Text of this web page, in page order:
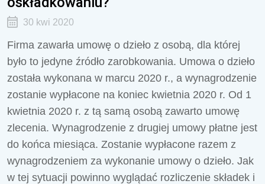
30 kwi 2020
Firma zawarła umowę o dzieło z osobą, dla której
było to jedyne źródło zarobkowania. Umowa o dzieło
została wykonana w marcu 2020 r., a wynagrodzenie
zostanie wypłacone na koniec kwietnia 2020 r. Od 1
kwietnia 2020 r. z tą samą osobą zawarto umowę
zlecenia. Wynagrodzenie z drugiej umowy płatne jest
do końca miesiąca. Zostanie wypłacone razem z
wynagrodzeniem za wykonanie umowy o dzieło. Jak
w tej sytuacji powinno wyglądać rozliczenie składek i